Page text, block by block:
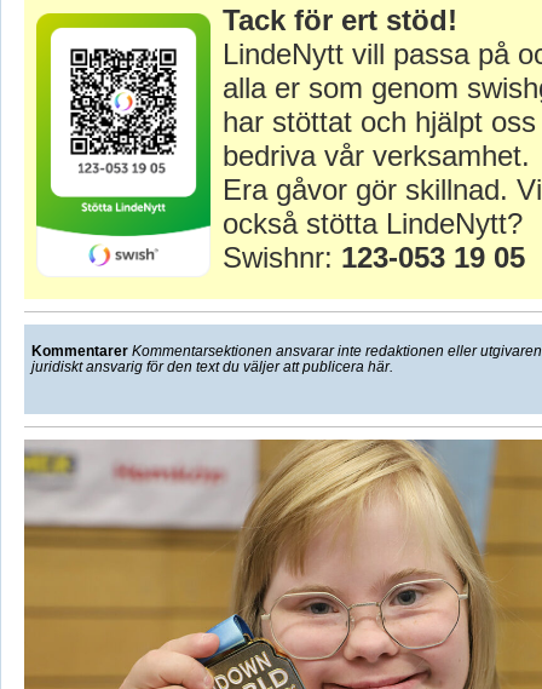
Tack för ert stöd!
LindeNytt vill passa på
alla er som genom
har stöttat och hjälpt
bedriva vår verksamhet.
Era gåvor gör skillnad.
också stötta LindeNytt?
Swishnr: 123-053 19 05
Kommentarer Kommentarsektionen ansvarar inte redaktionen eller
juridiskt ansvarig för den text du väljer att publicera här.